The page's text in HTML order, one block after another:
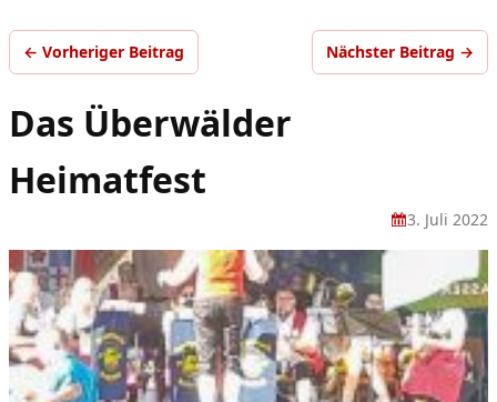
← Vorheriger Beitrag Nächster Beitrag →
Das Überwälder
Heimatfest
3. Juli 2022